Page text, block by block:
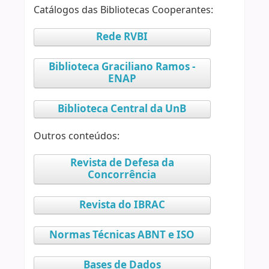
Catálogos das Bibliotecas Cooperantes:
Rede RVBI
Biblioteca Graciliano Ramos -
ENAP
Biblioteca Central da UnB
Outros conteúdos:
Revista de Defesa da
Concorrência
Revista do IBRAC
Normas Técnicas ABNT e ISO
Bases de Dados